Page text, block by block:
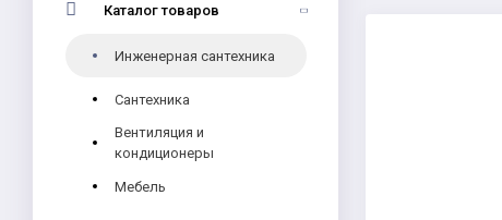
Каталог товаров
Инженерная сантехника
Сантехника
Вентиляция и
кондиционеры
Мебель